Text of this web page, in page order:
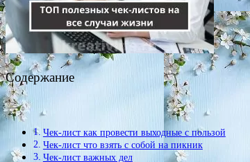
Содержание
Чек-лист как провести выходные с пользой
Чек-лист что взять с собой на пикник
Чек-лист важных дел